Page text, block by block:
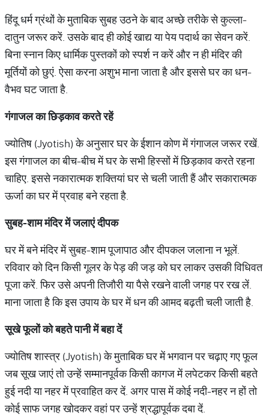
हिंदू धर्म ग्रंथों के मुताबिक सुबह उठने के बाद अच्छे तरीके से कुल्ला-
दातुन जरूर करें. उसके बाद ही कोई खाद्य या पेय पदार्थ का सेवन करें.
बिना स्नान किए धार्मिक पुस्तकों को स्पर्श न करें और न ही मंदिर की
मूर्तियों को छुएं. ऐसा करना अशुभ माना जाता है और इससे घर का धन-
वैभव घट जाता है.
गंगाजल का छिड़काव करते रहें
ज्योतिष (Jyotish) के अनुसार घर के ईशान कोण में गंगाजल जरूर रखें.
इस गंगाजल का बीच-बीच में घर के सभी हिस्सों में छिड़काव करते रहना
चाहिए. इससे नकारात्मक शक्तियां घर से चली जाती हैं और सकारात्मक
ऊर्जा का घर में प्रवाह बने रहता है.
सुबह-शाम मंदिर में जलाएं दीपक
घर में बने मंदिर में सुबह-शाम पूजापाठ और दीपकल जलाना न भूलें.
रविवार को दिन किसी गूलर के पेड़ की जड़ को घर लाकर उसकी विधिवत
पूजा करें. फिर उसे अपनी तिजौरी या पैसे रखने वाली जगह पर रख लें.
माना जाता है कि इस उपाय के घर में धन की आमद बढ़ती चली जाती है.
सूखे फूलों को बहते पानी में बहा दें
ज्योतिष शास्त्र (Jyotish) के मुताबिक घर में भगवान पर चढ़ाए गए फूल
जब सूख जाएं तो उन्हें सम्मानपूर्वक किसी कागज में लपेटकर किसी बहते
हुई नदी या नहर में प्रवाहित कर दें. अगर पास में कोई नदी-नहर न हों तो
कोई साफ जगह खोदकर वहां पर उन्हें श्रद्धापूर्वक दबा दें.